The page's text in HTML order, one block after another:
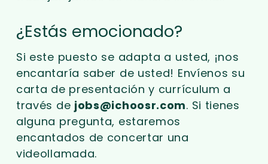
¿Estás emocionado?
Si este puesto se adapta a usted, ¡nos
encantaría saber de usted! Envíenos su
carta de presentación y currículum a
través de jobs@ichoosr.com. Si tienes
alguna pregunta, estaremos
encantados de concertar una
videollamada.